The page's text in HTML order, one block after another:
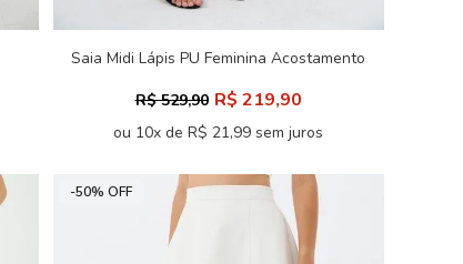
Saia Midi Lápis PU Feminina Acostamento
R$ 529,90 R$ 219,90
ou 10x de R$ 21,99 sem juros
-50% OFF